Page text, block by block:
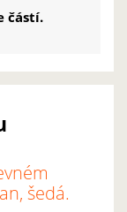
částí.
šedá.